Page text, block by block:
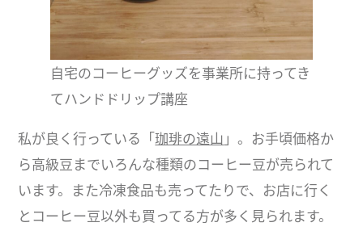
自宅のコーヒーグッズを事業所に持ってき
てハンドドリップ講座
私が良く行っている「珈琲の遠山 」。お手頃価格か
ら高級豆までいろんな種類のコーヒー豆が売られて
います。また冷凍食品も売ってたりで、お店に行く
とコーヒー豆以外も買ってる方が多く見られます。